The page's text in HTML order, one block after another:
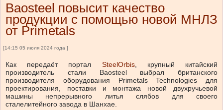
Baosteel повысит качество
продукции с помощью новой МНЛЗ
от Primetals
[14:15 05 июля 2024 года ]
Как передаёт портал SteelOrbis, крупный китайский
производитель стали Baosteel выбрал британского
производителя оборудования Primetals Technologies для
проектирования, поставки и монтажа новой двухручьевой
машины непрерывного литья слябов для своего
сталелитейного завода в Шанхае.